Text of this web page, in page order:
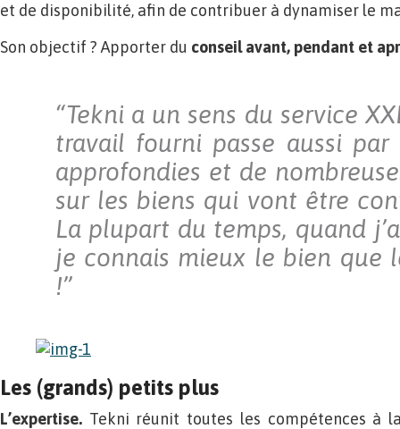
et de disponibilité, afin de contribuer à dynamiser le
Son objectif ? Apporter du conseil avant, pendant et
“Tekni a un sens du service
travail fourni passe aussi par
approfondies et de
sur les biens qui vont être
La plupart du temps, quand
je connais mieux le bien que
!”
Les (grands) petits plus
L’expertise. Tekni réunit toutes les compétences à